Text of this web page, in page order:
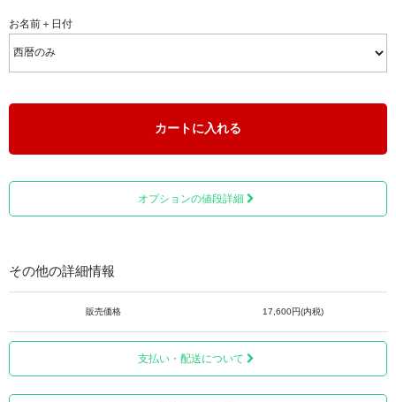
背面にも綺麗にプリントされておりますので、裏面からも
お名前＋日付
カートに入れる
オプションの値段詳細
その他の詳細情報
販売価格 17,600円(内税)
支払い・配送について